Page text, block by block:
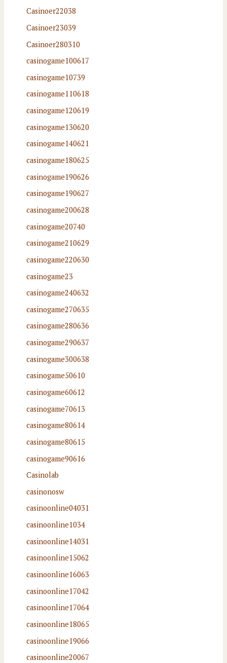
Casinoer22038
Casinoer23039
Casinoer280310
casinogame100617
casinogame10739
casinogame110618
casinogame120619
casinogame130620
casinogame140621
casinogame180625
casinogame190626
casinogame190627
casinogame200628
casinogame20740
casinogame210629
casinogame220630
casinogame23
casinogame240632
casinogame270635
casinogame280636
casinogame290637
casinogame300638
casinogame50610
casinogame60612
casinogame70613
casinogame80614
casinogame80615
casinogame90616
Casinolab
casinonosw
casinoonline04031
casinoonline1034
casinoonline14031
casinoonline15062
casinoonline16063
casinoonline17042
casinoonline17064
casinoonline18065
casinoonline19066
casinoonline20067